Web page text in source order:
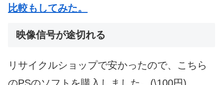
比較もしてみた。
映像信号が途切れる
リサイクルショップで安かったので、こちら
のPSのソフトを購入しました。(\100円)